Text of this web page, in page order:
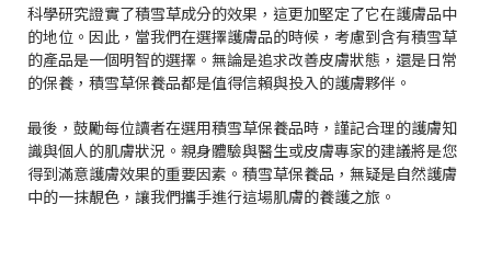
科學研究證實了積雪草成分的效果，這更加堅定了它在護膚品中
的地位。因此，當我們在選擇護膚品的時候，考慮到含有積雪草
的產品是一個明智的選擇。無論是追求改善皮膚狀態，還是日常
的保養，積雪草保養品都是值得信賴與投入的護膚夥伴。
最後，鼓勵每位讀者在選用積雪草保養品時，謹記合理的護膚知
識與個人的肌膚狀況。親身體驗與醫生或皮膚專家的建議將是您
得到滿意護膚效果的重要因素。積雪草保養品，無疑是自然護膚
中的一抹靚色，讓我們攜手進行這場肌膚的養護之旅。